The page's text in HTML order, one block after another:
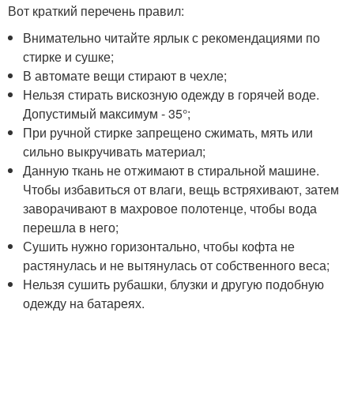
Вот краткий перечень правил:
Внимательно читайте ярлык с рекомендациями по
стирке и сушке;
В автомате вещи стирают в чехле;
Нельзя стирать вискозную одежду в горячей воде.
Допустимый максимум - 35°;
При ручной стирке запрещено сжимать, мять или
сильно выкручивать материал;
Данную ткань не отжимают в стиральной машине.
Чтобы избавиться от влаги, вещь встряхивают, затем
заворачивают в махровое полотенце, чтобы вода
перешла в него;
Сушить нужно горизонтально, чтобы кофта не
растянулась и не вытянулась от собственного веса;
Нельзя сушить рубашки, блузки и другую подобную
одежду на батареях.